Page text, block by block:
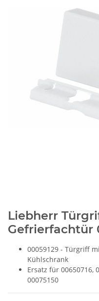
Liebherr
Gefrierfachtür
00059129 - Türgriff
Kühlschrank
Ersatz für 00650716,
00075150